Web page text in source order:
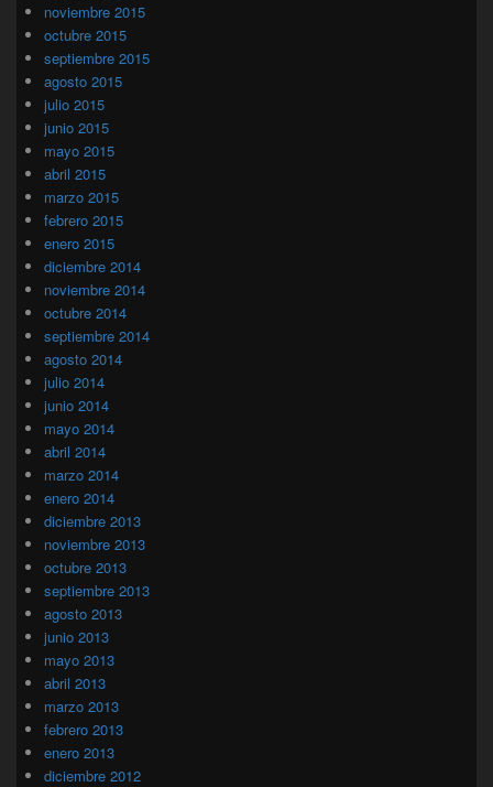
noviembre 2015
octubre 2015
septiembre 2015
agosto 2015
julio 2015
junio 2015
mayo 2015
abril 2015
marzo 2015
febrero 2015
enero 2015
diciembre 2014
noviembre 2014
octubre 2014
septiembre 2014
agosto 2014
julio 2014
junio 2014
mayo 2014
abril 2014
marzo 2014
enero 2014
diciembre 2013
noviembre 2013
octubre 2013
septiembre 2013
agosto 2013
junio 2013
mayo 2013
abril 2013
marzo 2013
febrero 2013
enero 2013
diciembre 2012